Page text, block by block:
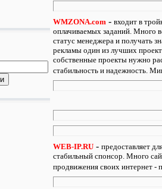
WMZONA.com - входит в
оплачиваемых заданий. Много
статус менеджера и получать
рекламы один из лучших
собственные проекты нужно
стабильность и надежность.
WEB-IP.RU - предоставляет
стабильный спонсор. Много
продвижения своих интернет -